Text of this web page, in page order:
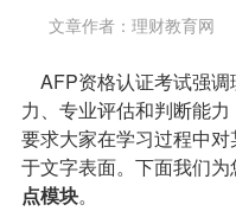
文章作者：理财教育网
AFP资格认证考试强调
力、专业评估和判断能
要求大家在学习过程中
于文字表面。下面我们
点模块。